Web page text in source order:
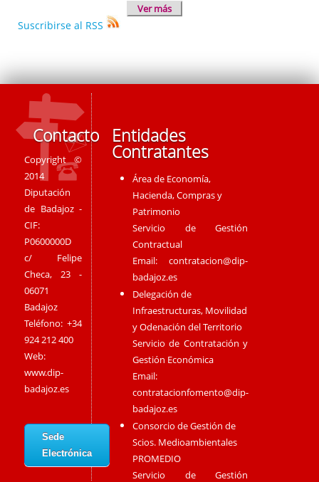
Ver más
Suscribirse al RSS
Contacto
Copyright ©
2014
Diputación
de Badajoz -
CIF:
P0600000D
c/ Felipe
Checa, 23 -
06071
Badajoz
Teléfono: +34
924 212 400
Web:
www.dip-
badajoz.es
Sede
Electrónica
Entidades
Contratantes
Área de Economía,
Hacienda, Compras y
Patrimonio
Servicio de Gestión
Contractual
Email:contratacion@dip-
badajoz.es
Delegación de
Infraestructuras, Movilidad
y Odenación del Territorio
Servicio de Contratación y
Gestión Económica
Email:
contratacionfomento@dip-
badajoz.es
Consorcio de Gestión de
Scios. Medioambientales
PROMEDIO
Servicio de Gestión